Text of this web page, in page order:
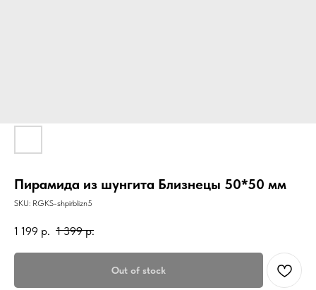
Пирамида из шунгита Близнецы 50*50 мм
SKU: RGKS-shpirblizn5
1 199 р. 1 399 р.
Out of stock